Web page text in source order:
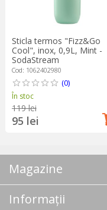
Sticla termos "Fizz&Go
Cool", inox, 0,9L, Mint -
SodaStream
Cod: 1062402980
(0)
În stoc
119 lei
95 lei
Magazine
Informații